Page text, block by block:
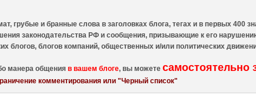
грубые и бранные слова в заголовках блога, тегах и в первых 400
законодательства РФ и сообщения, призывающие к его
блогов, блогов компаний, общественных и/или политических
манера общенияв вашем блоге, вы можетесамостоятельно
комментирования или "Черный список"